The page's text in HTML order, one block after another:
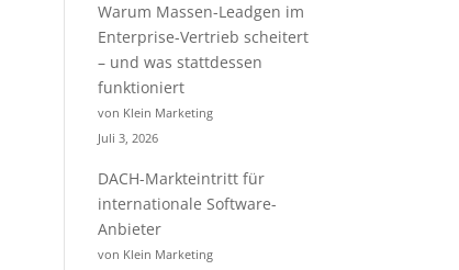
Warum Massen-Leadgen im
Enterprise-Vertrieb scheitert
– und was stattdessen
funktioniert
von Klein Marketing
Juli 3, 2026
DACH-Markteintritt für
internationale Software-
Anbieter
von Klein Marketing